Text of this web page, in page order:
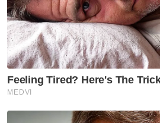
GLOBAL
Insiden
Thailand:
meningkat
orang
GLOBAL
nombor satu